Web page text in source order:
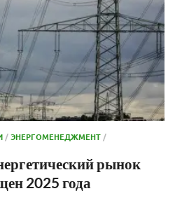
/ЭНЕРГОМЕНЕДЖМЕНТ/
рынок
2025 года